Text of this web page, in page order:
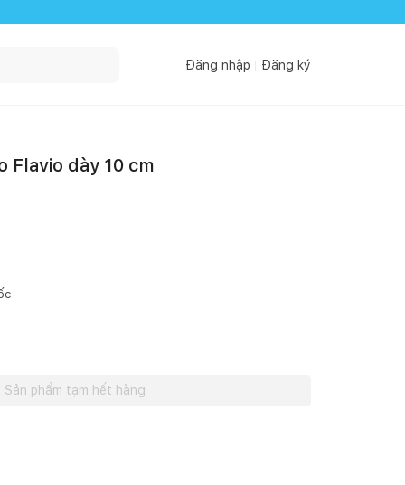
Đăng nhập Đăng ký
Flavio dày 10 cm
Sản phẩm tạm hết hàng